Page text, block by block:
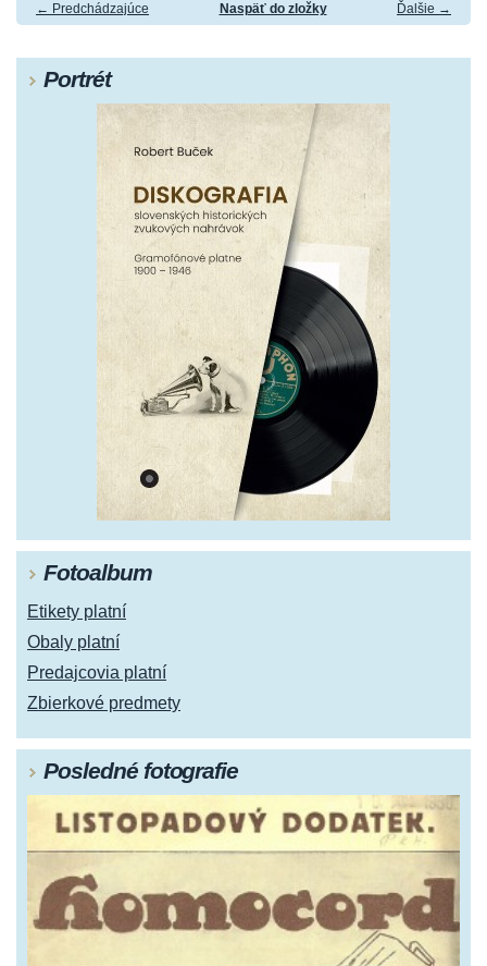
← Predchádzajúce Ďalšie →
Naspäť do zložky
Portrét
Fotoalbum
Etikety platní
Obaly platní
Predajcovia platní
Zbierkové predmety
Posledné fotografie